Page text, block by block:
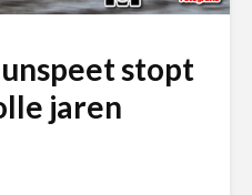
stopt
jaren